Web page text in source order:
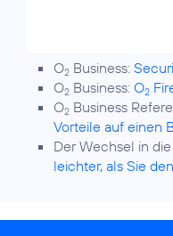
O2 Business:
O2 Business: O2
O2 Business
Vorteile auf einen
Der Wechsel in
leichter, als Sie